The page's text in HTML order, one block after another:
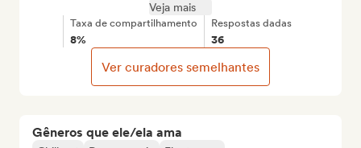
Gêneros que ele/ela ama
Veja mais
Taxa de compartilhamento
8%
Respostas dadas
36
Ver curadores semelhantes